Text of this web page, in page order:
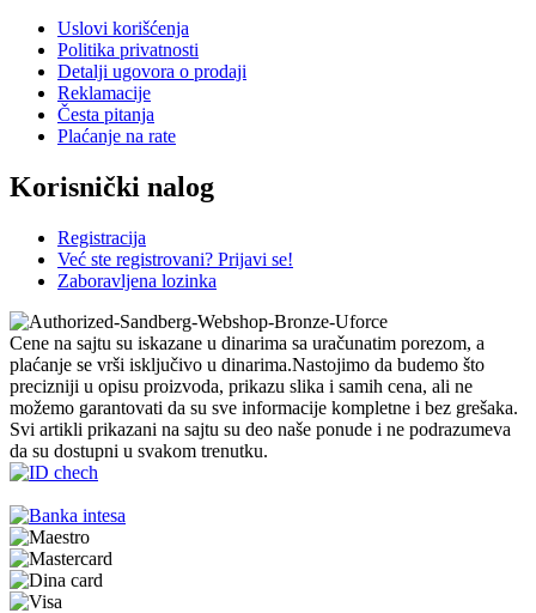
Uslovi korišćenja
Politika privatnosti
Detalji ugovora o prodaji
Reklamacije
Česta pitanja
Plaćanje na rate
Korisnički nalog
Registracija
Već ste registrovani? Prijavi se!
Zaboravljena lozinka
Cene na sajtu su iskazane u dinarima sa uračunatim porezom, a
plaćanje se vrši isključivo u dinarima.Nastojimo da budemo što
precizniji u opisu proizvoda, prikazu slika i samih cena, ali ne
možemo garantovati da su sve informacije kompletne i bez grešaka.
Svi artikli prikazani na sajtu su deo naše ponude i ne podrazumeva
da su dostupni u svakom trenutku.